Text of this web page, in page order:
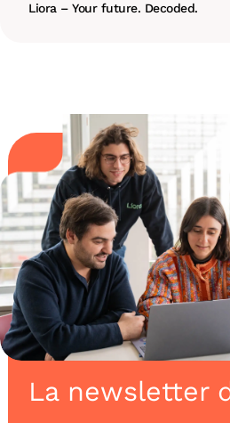
Liora – Your future. Decoded.
La newsletter